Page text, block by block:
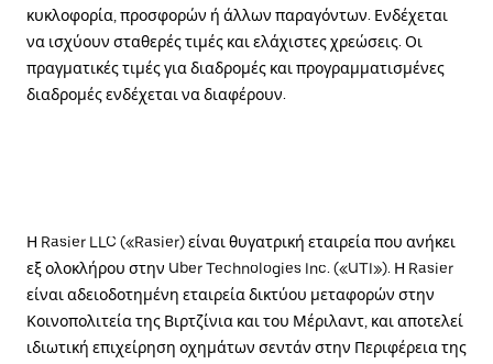
κυκλοφορία, προσφορών ή άλλων παραγόντων. Ενδέχεται
να ισχύουν σταθερές τιμές και ελάχιστες χρεώσεις. Οι
πραγματικές τιμές για διαδρομές και προγραμματισμένες
διαδρομές ενδέχεται να διαφέρουν.
Η Rasier LLC («Rasier) είναι θυγατρική εταιρεία που ανήκει
εξ ολοκλήρου στην Uber Technologies Inc. («UTI»). Η Rasier
είναι αδειοδοτημένη εταιρεία δικτύου μεταφορών στην
Κοινοπολιτεία της Βιρτζίνια και του Μέριλαντ, και αποτελεί
ιδιωτική επιχείρηση οχημάτων σεντάν στην Περιφέρεια της